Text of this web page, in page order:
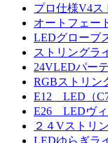
プロ仕様V4ス
オートフェー
LEDグローブ
ストリングラ
24VLEDパー
RGBストリン
E12 LED（
E26 LEDヴィ
２４Vストリ
LEDゆらぎラ